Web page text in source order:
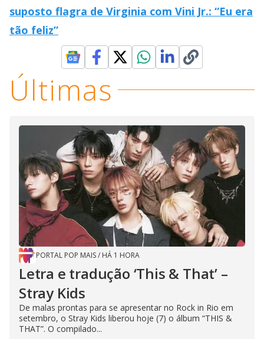
suposto flagra de Virginia com Vini Jr.: “Eu era
tão feliz”
Últimas
PORTAL POP MAIS/ HÁ 1 HORA
Letra e tradução ‘This & That’ –
Stray Kids
De malas prontas para se apresentar no Rock in Rio em
setembro, o Stray Kids liberou hoje (7) o álbum “THIS &
THAT”. O compilado...